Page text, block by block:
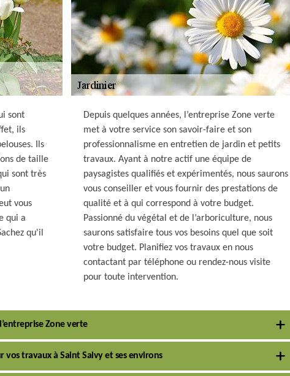
sont
ils
Ils
de taille
sont très
vous
qui a
qu'il
Depuis quelques années, l’entreprise Zone verte
met à votre service son savoir-faire et son
professionnalisme en entretien de jardin et petits
travaux. Ayant à notre actif une équipe de
paysagistes qualifiés et expérimentés, nous saurons
vous conseiller et vous fournir des prestations de
qualité et à qui correspond à votre budget.
Passionné du végétal et de l’arboriculture, nous
saurons satisfaire tous vos besoins quel que soit
votre budget. Planifiez vos travaux en nous
contactant par téléphone ou rendez-nous visite
pour toute intervention.
Zone verte
travaux à Saint Salvy et ses environs